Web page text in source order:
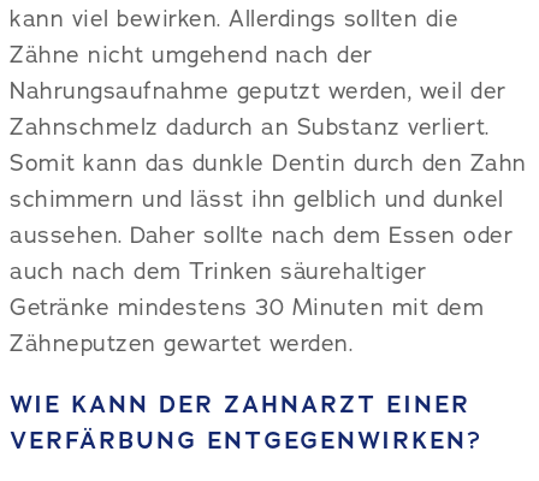
kann viel bewirken. Allerdings sollten die
Zähne nicht umgehend nach der
Nahrungsaufnahme geputzt werden, weil der
Zahnschmelz dadurch an Substanz verliert.
Somit kann das dunkle Dentin durch den Zahn
schimmern und lässt ihn gelblich und dunkel
aussehen. Daher sollte nach dem Essen oder
auch nach dem Trinken säurehaltiger
Getränke mindestens 30 Minuten mit dem
Zähneputzen gewartet werden.
WIE KANN DER ZAHNARZT EINER
VERFÄRBUNG ENTGEGENWIRKEN?